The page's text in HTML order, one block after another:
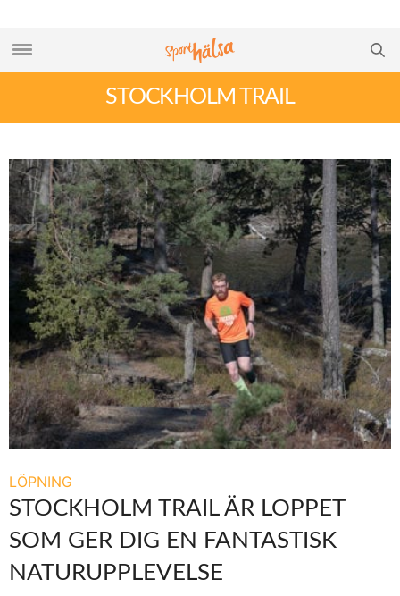
STOCKHOLM TRAIL
LÖPNING
STOCKHOLM TRAIL ÄR LOPPET
SOM GER DIG EN FANTASTISK
NATURUPPLEVELSE